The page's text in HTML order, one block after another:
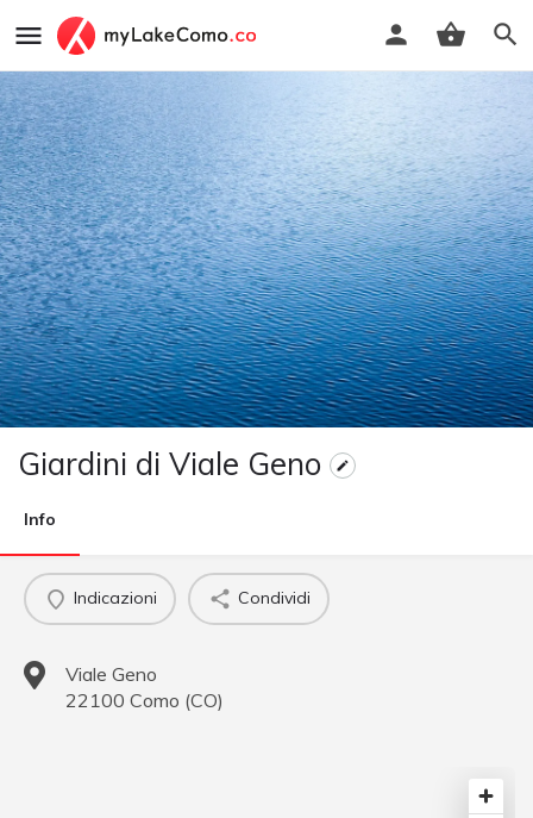
Giardini di Viale Geno
Info
Indicazioni Condividi
Viale Geno
22100 Como (CO)